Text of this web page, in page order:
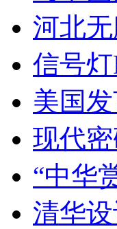
河北
信号
美国
现代
“中华
清华